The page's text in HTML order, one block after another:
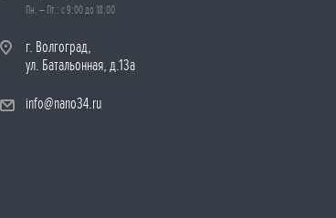
Пн. – Пт.: с 9:00 до 18:00
г. Волгоград,
ул. Батальонная, д.13а
info@nano34.ru